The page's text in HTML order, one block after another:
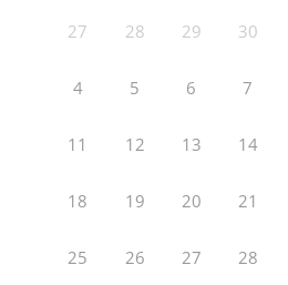
27 28 29 30
4 5 6 7
11 12 13 14
18 19 20 21
25 26 27 28